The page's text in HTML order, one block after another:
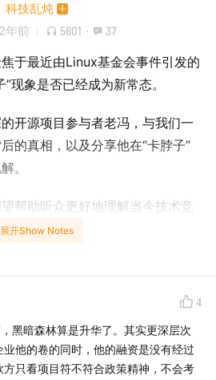
科技乱炖
2年前 5601 · 37
于最近由Linux基金会事件引发的
现象是否已经成为新常态。
开源项目参与者老冯，与我们一
的真相，以及分享他在“卡脖子”
。
帮助听众更好地理解当今技术竞
时代中从容应对和自我定位。
PG大法师，数据库老司机，云计
客网络」创始人，产品及技术专
）
展开Show Notes
4
黑暗森林算是升华了。其实更深层次
他的卷的同时，他的融资是没有经过
只看项目符不符合政策精神，不会考